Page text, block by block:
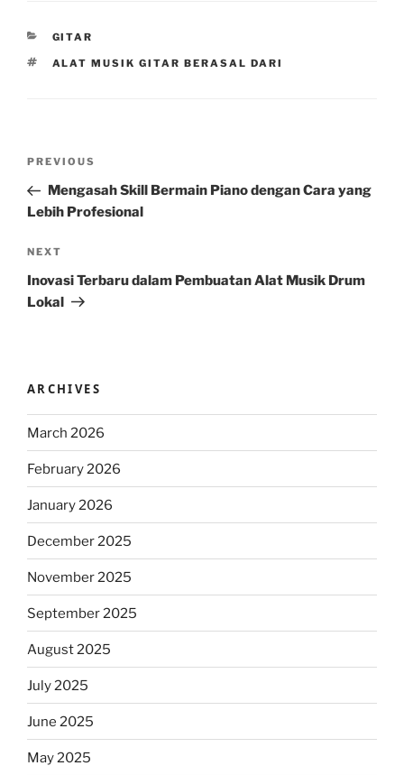
CATEGORIES
GITAR
TAGS
ALAT MUSIK GITAR BERASAL DARI
Previous
Post
PREVIOUS
Mengasah Skill Bermain Piano dengan Cara yang
Lebih Profesional
Next
Post
NEXT
Inovasi Terbaru dalam Pembuatan Alat Musik Drum
Lokal
ARCHIVES
March 2026
February 2026
January 2026
December 2025
November 2025
September 2025
August 2025
July 2025
June 2025
May 2025